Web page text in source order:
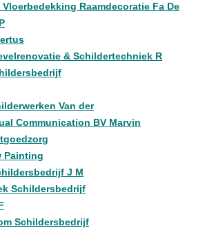
Raamdecoratie Fa De
& Schildertechniek R
Van der
Communication BV Marvin
Painting
J M
Schildersbedrijf
Schildersbedrijf